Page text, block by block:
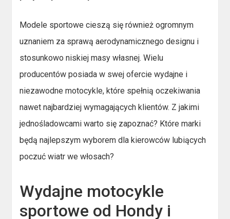
Modele sportowe cieszą się również ogromnym
uznaniem za sprawą aerodynamicznego designu i
stosunkowo niskiej masy własnej. Wielu
producentów posiada w swej ofercie wydajne i
niezawodne motocykle, które spełnią oczekiwania
nawet najbardziej wymagających klientów. Z jakimi
jednośladowcami warto się zapoznać? Które marki
będą najlepszym wyborem dla kierowców lubiących
poczuć wiatr we włosach?
Wydajne motocykle
sportowe od Hondy i